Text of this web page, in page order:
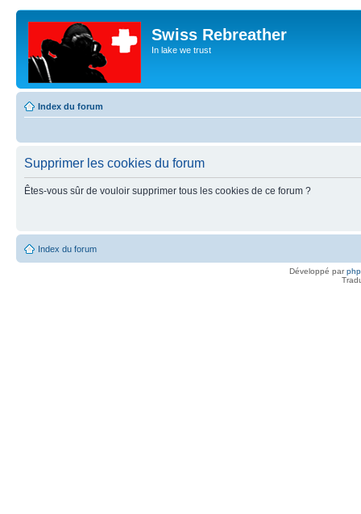
Swiss Rebreather
In lake we trust
Index du forum
Supprimer les cookies du forum
Êtes-vous sûr de vouloir supprimer tous les cookies de ce forum ?
Index du forum
Développé par